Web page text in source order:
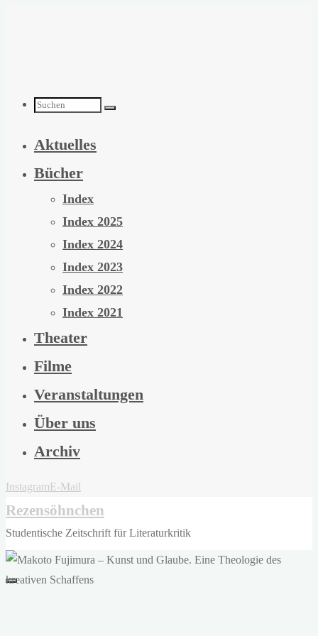
Suchen
nach:
Aktuelles
Bücher
Index
Index 2025
Index 2024
Index 2023
Index 2022
Index 2021
Theater
Filme
Veranstaltungen
Über uns
Archiv
InstagramE-Mail
Rezensöhnchen
Studentische Zeitschrift für Literaturkritik